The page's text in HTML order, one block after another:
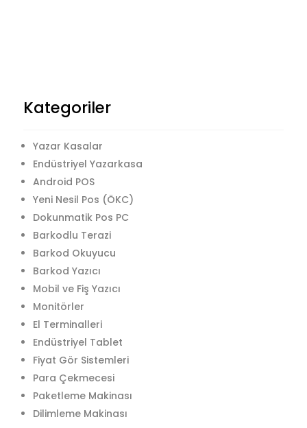
Kategoriler
Yazar Kasalar
Endüstriyel Yazarkasa
Android POS
Yeni Nesil Pos (ÖKC)
Dokunmatik Pos PC
Barkodlu Terazi
Barkod Okuyucu
Barkod Yazıcı
Mobil ve Fiş Yazıcı
Monitörler
El Terminalleri
Endüstriyel Tablet
Fiyat Gör Sistemleri
Para Çekmecesi
Paketleme Makinası
Dilimleme Makinası